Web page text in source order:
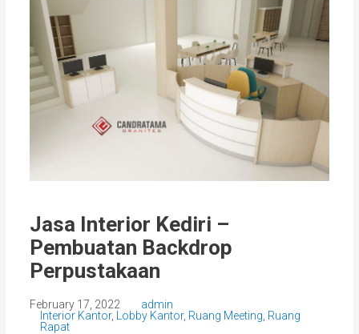
Jasa Interior Kediri –
Pembuatan Backdrop
Perpustakaan
February 17, 2022
admin
Interior Kantor, Lobby Kantor, Ruang Meeting Ruang
Rapat